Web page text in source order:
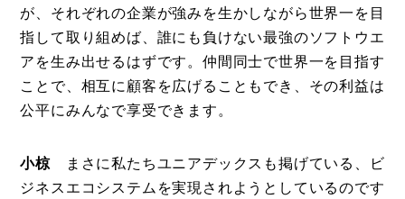
が、それぞれの企業が強みを生かしながら世界一を目
指して取り組めば、誰にも負けない最強のソフトウエ
アを生み出せるはずです。仲間同士で世界一を目指す
ことで、相互に顧客を広げることもでき、その利益は
公平にみんなで享受できます。
小椋 まさに私たちユニアデックスも掲げている、ビ
ジネスエコシステムを実現されようとしているのです